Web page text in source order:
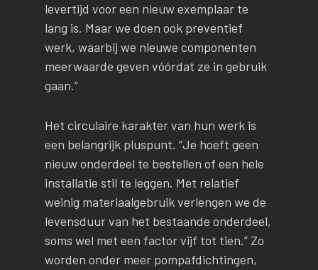
levertijd voor een nieuw exemplaar te
lang is. Maar we doen ook preventief
werk, waarbij we nieuwe componenten
meerwaarde geven vóórdat ze in gebruik
gaan.”
Het circulaire karakter van hun werk is
een belangrijk pluspunt. “Je hoeft geen
nieuw onderdeel te bestellen of een hele
installatie stil te leggen. Met relatief
weinig materiaalgebruik verlengen we de
levensduur van het bestaande onderdeel,
soms wel met een factor vijf tot tien.” Zo
worden onder meer pompafdichtingen,